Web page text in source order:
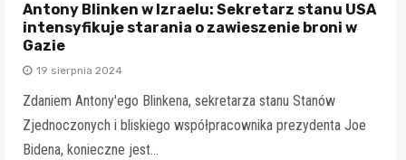
Antony Blinken w Izraelu: Sekretarz stanu USA
intensyfikuje starania o zawieszenie broni w
Gazie
19 sierpnia 2024
Zdaniem Antony'ego Blinkena, sekretarza stanu Stanów
Zjednoczonych i bliskiego współpracownika prezydenta Joe
Bidena, konieczne jest…